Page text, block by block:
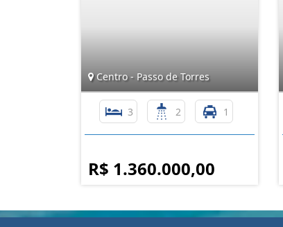
Centro - Passo de Torres
3 2 1
R$ 1.360.000,00